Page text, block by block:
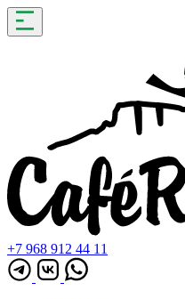
+7 968 912 44 11